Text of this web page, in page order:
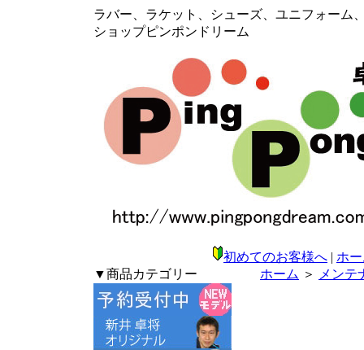
ラバー、ラケット、シューズ、ユニフォーム
ショップピンポンドリーム
初めてのお客様へ | ホ
▼商品カテゴリー
ホーム ＞ メンテ